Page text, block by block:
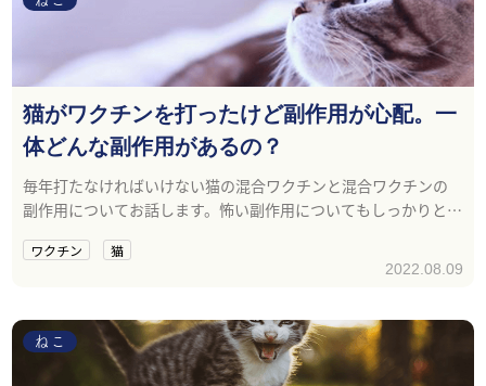
猫がワクチンを打ったけど副作用が心配。一
体どんな副作用があるの？
毎年打たなければいけない猫の混合ワクチンと混合ワクチンの
副作用についてお話します。怖い副作用についてもしっかりと理
ワクチン 猫
2022.08.09
ねこ